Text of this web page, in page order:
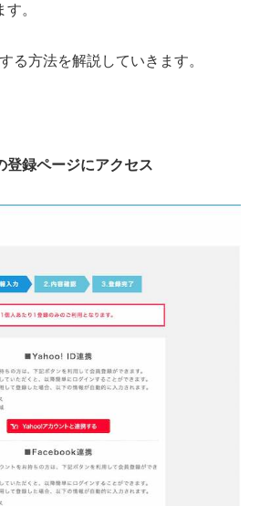
。
る方法を解説していきます。
登録ページにアクセス